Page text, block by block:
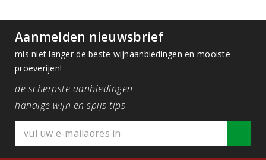
Aanmelden nieuwsbrief
mis niet langer de beste wijnaanbiedingen en mooiste
proeverijen!
de scherpste aanbiedingen
handige wijn en spijs tips